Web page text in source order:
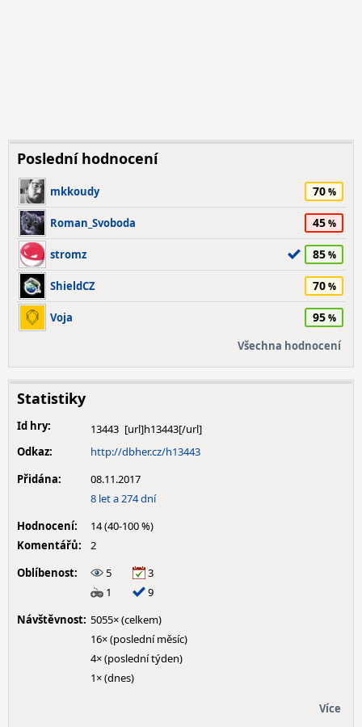
Poslední hodnocení
mkkoudy 70
Roman_Svoboda 45
stromz 85
ShieldCZ 70
Voja 95
Všechna hodnocení
Statistiky
Id hry:
13443
Odkaz:
http://dbher.cz/h13443
Přidána:
08.11.2017
8 let a 274 dní
Hodnocení:
14 (40-100 %)
Komentářů:
2
Oblíbenost:
5
3
1
9
Návštěvnost: 5055× (celkem)
16× (poslední měsíc)
4× (poslední týden)
1× (dnes)
Více